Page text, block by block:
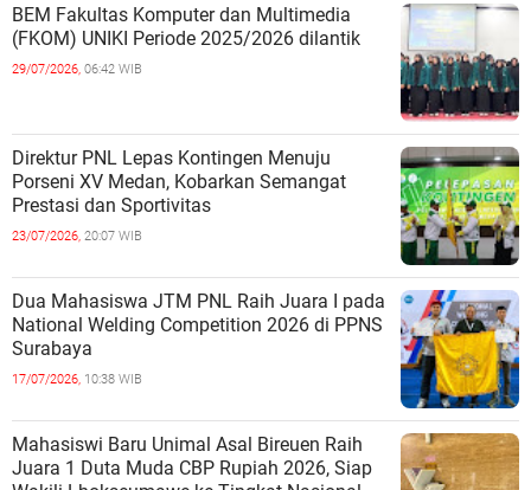
BEM Fakultas Komputer dan Multimedia
(FKOM) UNIKI Periode 2025/2026 dilantik
29/07/2026, 06:42 WIB
Direktur PNL Lepas Kontingen Menuju
Porseni XV Medan, Kobarkan Semangat
Prestasi dan Sportivitas
23/07/2026, 20:07 WIB
Dua Mahasiswa JTM PNL Raih Juara I pada
National Welding Competition 2026 di PPNS
Surabaya
17/07/2026, 10:38 WIB
Mahasiswi Baru Unimal Asal Bireuen Raih
Juara 1 Duta Muda CBP Rupiah 2026, Siap